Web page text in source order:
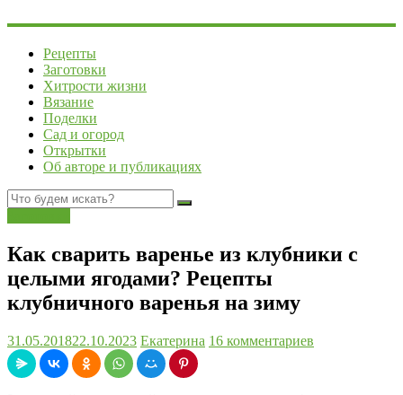
Рецепты
Заготовки
Хитрости жизни
Вязание
Поделки
Сад и огород
Открытки
Об авторе и публикациях
Как сварить варенье из клубники с
целыми ягодами? Рецепты
клубничного варенья на зиму
31.05.201822.10.2023 Екатерина 16 комментариев